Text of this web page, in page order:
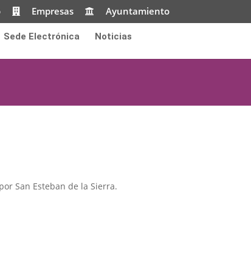
Empresas Ayuntamiento
Sede Electrónica Noticias
San Esteban de la Sierra.